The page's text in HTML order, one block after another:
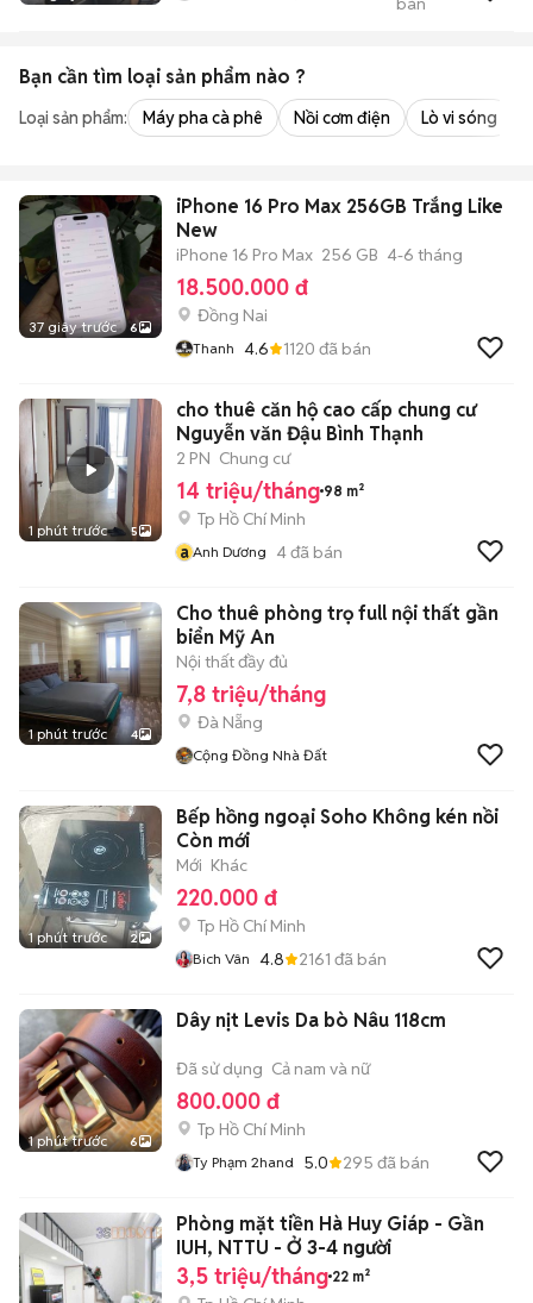
Bạn cần tìm loại sản phẩm nào ?
Loại sản phẩm: Máy pha cà phê Nồi cơm điện Lò vi sóng
37 giây trước 6
iPhone 16 Pro Max 256GB Trắng Like
New
iPhone 16 Pro Max 256 GB 4-6 tháng
18.500.000 đ
Đồng Nai
Thanh 4.6 1120 đã bán
1 phút trước 5
cho thuê căn hộ cao cấp chung cư
Nguyễn văn Đậu Bình Thạnh
2 PN Chung cư
14 triệu/tháng 98 m²
Tp Hồ Chí Minh
a Anh Dương 4đã bán
1 phút trước 4
Cho thuê phòng trọ full nội thất gần
biển Mỹ An
Nội thất đầy đủ
7,8 triệu/tháng
Đà Nẵng
Cộng Đồng Nhà Đất
1 phút trước 2
Bếp hồng ngoại Soho Không kén nồi
Còn mới
Mới Khác
220.000 đ
Tp Hồ Chí Minh
Bich Vân 4.8 2161 đã bán
1 phút trước 6
Dây nịt Levis Da bò Nâu 118cm
Đã sử dụng Cả nam và nữ
800.000 đ
Tp Hồ Chí Minh
Ty Phạm 2hand 5.0 295 đã bán
Phòng mặt tiền Hà Huy Giáp - Gần
IUH, NTTU - Ở 3-4 người
3,5 triệu/tháng 22 m²